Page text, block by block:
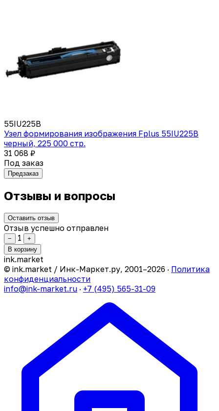
55IU225B
Узел формирования изображения Fplus 55IU225B
черный, 225 000 стр.
31 068 ₽
Под заказ
Предзаказ
Отзывы и вопросы
Оставить отзыв
Отзыв успешно отправлен
− 1
+
В корзину
ink.market
© ink.market / Инк-Маркет.ру, 2001–2026 · Политика
конфиденциальности
info@ink-market.ru · +7 (495) 565-31-09